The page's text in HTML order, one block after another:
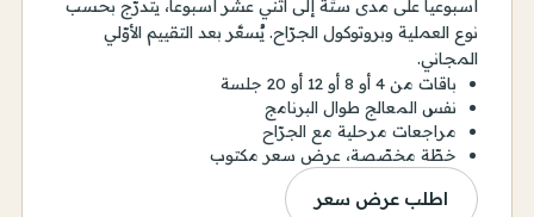
أسبوعياً على مدى ستّة إلى اثني عشر أسبوعاً، يتدرّج بحسب
نوع العملية وبروتوكول الجرّاح. يُسعَّر بعد التقييم الأوّلي
المجاني.
باقات من 4 أو 8 أو 12 أو 20 جلسة
نفس المعالج طوال البرنامج
مراجعات مرحلية مع الجرّاح
خطّة مخصّصة، عرض سعر مكتوب
اطلب عرض سعر